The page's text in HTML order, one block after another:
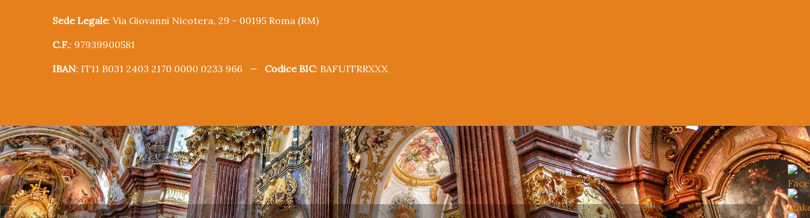
Sede Legale: Via Giovanni Nicotera, 29 - 00195 Roma (RM)
C.F.: 97939900581
IBAN: IT11 B031 2403 2170 0000 0233 966 — Codice BIC: BAFUITRRXXX